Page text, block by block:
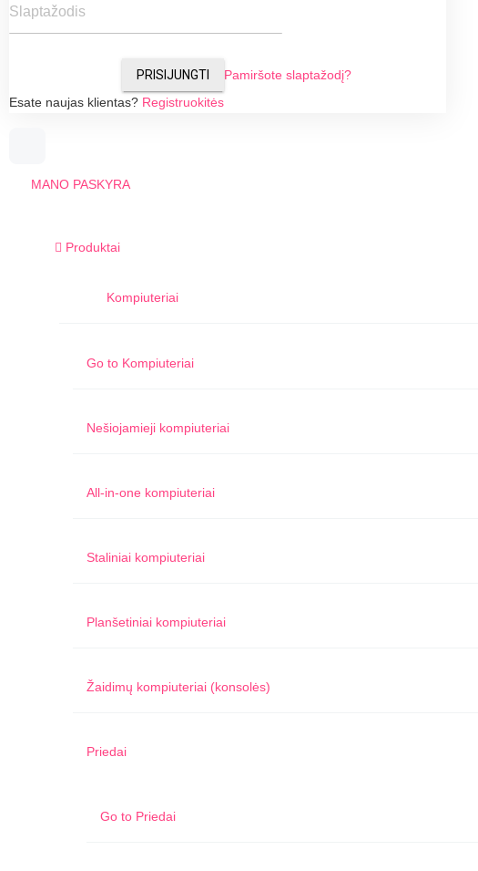
Slaptažodis
PRISIJUNGTI
Pamiršote slaptažodį?
Esate naujas klientas? Registruokitės
MANO PASKYRA
Produktai
Kompiuteriai
Go to Kompiuteriai
Nešiojamieji kompiuteriai
All-in-one kompiuteriai
Staliniai kompiuteriai
Planšetiniai kompiuteriai
Žaidimų kompiuteriai (konsolės)
Priedai
Go to Priedai